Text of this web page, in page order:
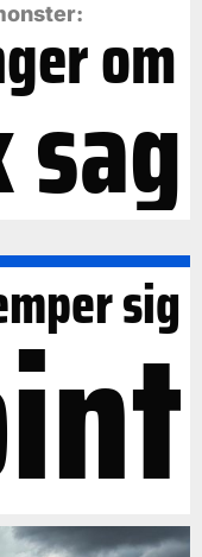
om
sig